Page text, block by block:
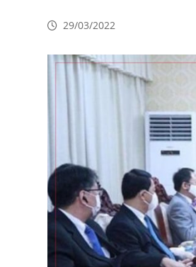
29/03/2022